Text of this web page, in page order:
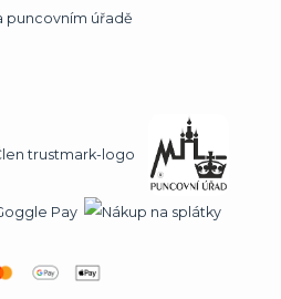
puncovním úřadě